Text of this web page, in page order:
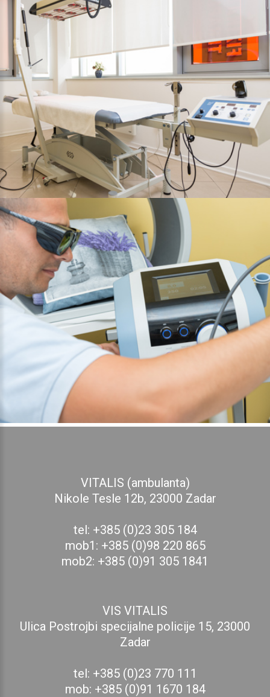
VITALIS (ambulanta)
Nikole Tesle 12b, 23000 Zadar
tel: +385 (0)23 305 184
mob1: +385 (0)98 220 865
mob2: +385 (0)91 305 1841
VIS VITALIS
Ulica Postrojbi specijalne policije 15, 23000
Zadar
tel: +385 (0)23 770 111
mob: +385 (0)91 1670 184